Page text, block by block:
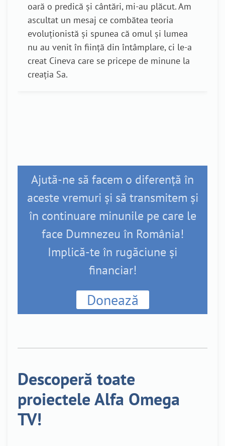
și cântări, mi-au plăcut. Am
mesaj ce combătea teoria
și spunea că omul și lumea
în ființă din întâmplare, ci le-a
care se pricepe de minune la
zi, la un
îngrijora ce
Dumnezeu și
deasupra”.
trebuie doar
Ajută-ne să facem o diferență în
aceste vremuri și să transmitem și
în continuare minunile pe care le
face Dumnezeu în România!
Implică-te în rugăciune și
financiar!
Donează
Descoperă toate
proiectele Alfa Omega
TV!